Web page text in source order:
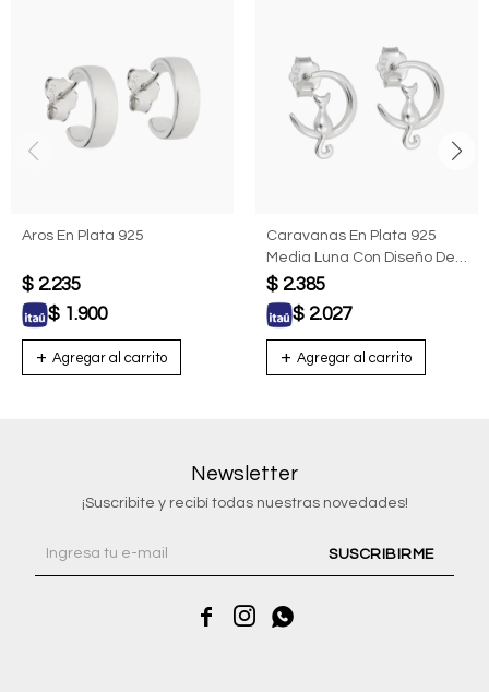
Aros En Plata 925
$ 2.235
$ 1.900
Caravanas En Plata 925
Media Luna Con Diseño De
Gato
$ 2.385
$ 2.027
Newsletter
¡Suscribite y recibí todas nuestras novedades!
SUSCRIBIRME
  